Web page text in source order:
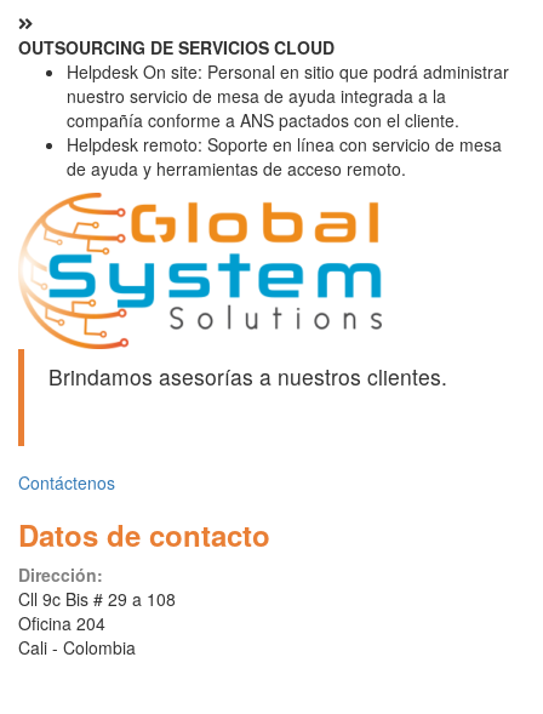
OUTSOURCING DE SERVICIOS CLOUD
Helpdesk On site: Personal en sitio que podrá administrar
nuestro servicio de mesa de ayuda integrada a la
compañía conforme a ANS pactados con el cliente.
Helpdesk remoto: Soporte en línea con servicio de mesa
de ayuda y herramientas de acceso remoto.
Brindamos asesorías a nuestros clientes.
Contáctenos
Datos de contacto
Dirección:
Cll 9c Bis # 29 a 108
Oficina 204
Cali - Colombia